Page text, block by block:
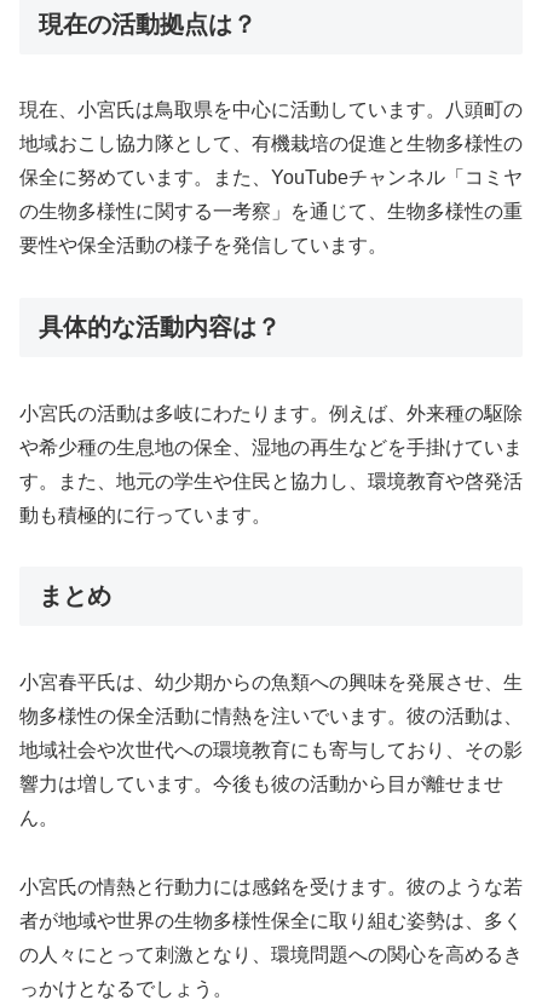
現在の活動拠点は？
現在、小宮氏は鳥取県を中心に活動しています。八頭町の
地域おこし協力隊として、有機栽培の促進と生物多様性の
保全に努めています。また、YouTubeチャンネル「コミヤ
の生物多様性に関する一考察」を通じて、生物多様性の重
要性や保全活動の様子を発信しています。
具体的な活動内容は？
小宮氏の活動は多岐にわたります。例えば、外来種の駆除
や希少種の生息地の保全、湿地の再生などを手掛けていま
す。また、地元の学生や住民と協力し、環境教育や啓発活
動も積極的に行っています。
まとめ
小宮春平氏は、幼少期からの魚類への興味を発展させ、生
物多様性の保全活動に情熱を注いでいます。彼の活動は、
地域社会や次世代への環境教育にも寄与しており、その影
響力は増しています。今後も彼の活動から目が離せませ
ん。
小宮氏の情熱と行動力には感銘を受けます。彼のような若
者が地域や世界の生物多様性保全に取り組む姿勢は、多く
の人々にとって刺激となり、環境問題への関心を高めるき
っかけとなるでしょう。